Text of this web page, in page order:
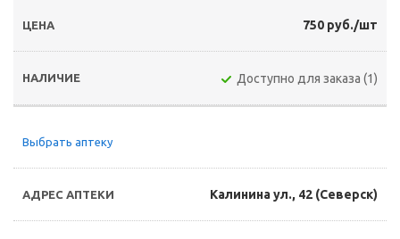
750 руб./шт
Доступно для заказа (1)
Выбрать аптеку
Калинина ул., 42 (Северск)